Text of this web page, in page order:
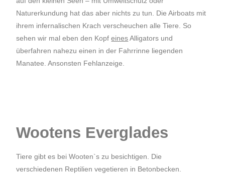
Naturerkundung hat das aber nichts zu tun. Die Airboats mit
ihrem infernalischen Krach verscheuchen alle Tiere. So
sehen wir mal eben den KopfeinesAlligators und
überfahren nahezu einen in der Fahrrinne liegenden
Manatee. Ansonsten Fehlanzeige.
Wootens Everglades
Tiere gibt es bei Wooten`s zu besichtigen. Die
verschiedenen Reptilien vegetieren in Betonbecken.